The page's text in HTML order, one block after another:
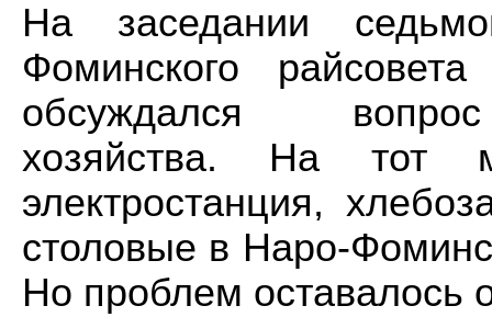
На заседании
Фоминского
обсуждался вопрос
хозяйства. На тот
электростанция,
столовые в Наро-
Но проблем оставалось